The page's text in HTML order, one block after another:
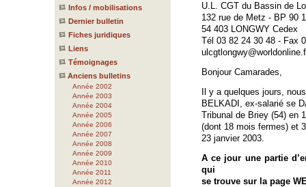
Infos / mobilisations
Dernier bulletin
Fiches juridiques
Liens
Témoignages
Anciens bulletins
Année 2002
Année 2003
Année 2004
Année 2005
Année 2006
Année 2007
Année 2008
Année 2009
Année 2010
Année 2011
Année 2012
U.L. CGT du Bassin de
132 rue de Metz - BP 90
54 403 LONGWY Cedex
Tél 03 82 24 30 48 - Fax
Bonjour Camarades,
Il y a quelques jours,
BELKADI, ex-salarié se
Tribunal de Briey (54) en
(dont 18 mois fermes) et
23 janvier 2003.
A ce jour une partie
qui
se trouve sur la page